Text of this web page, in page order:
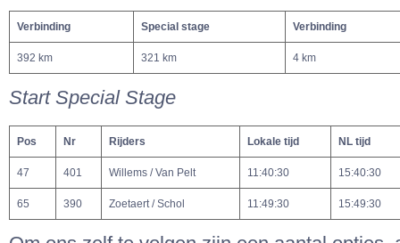
Verbinding Special stage Verbinding
392 km 321 km 4 km
Start Special Stage
Pos Nr Rijders Lokale tijd NL tijd
47 401 Willems / Van Pelt 11:40:30 15:40:30
65 390 Zoetaert / Schol 11:49:30 15:49:30